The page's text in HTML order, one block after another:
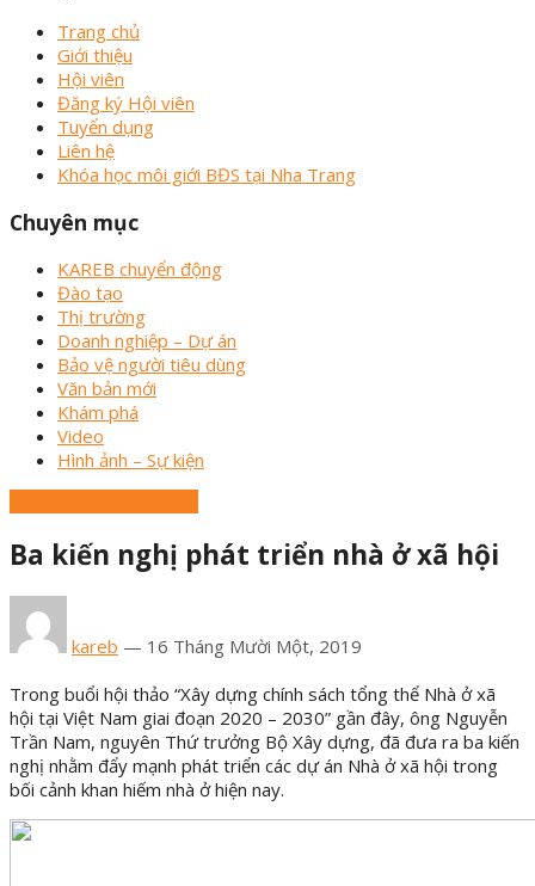
Trang chủ
Giới thiệu
Hội viên
Đăng ký Hội viên
Tuyển dụng
Liên hệ
Khóa học môi giới BĐS tại Nha Trang
Chuyên mục
KAREB chuyển động
Đào tạo
Thị trường
Doanh nghiệp – Dự án
Bảo vệ người tiêu dùng
Văn bản mới
Khám phá
Video
Hình ảnh – Sự kiện
Ba kiến nghị phát triển nhà ở xã hội
kareb — 16 Tháng Mười Một, 2019
Trong buổi hội thảo “Xây dựng chính sách tổng thể Nhà ở xã
hội tại Việt Nam giai đoạn 2020 – 2030” gần đây, ông Nguyễn
Trần Nam, nguyên Thứ trưởng Bộ Xây dựng, đã đưa ra ba kiến
nghị nhằm đẩy mạnh phát triển các dự án Nhà ở xã hội trong
bối cảnh khan hiếm nhà ở hiện nay.